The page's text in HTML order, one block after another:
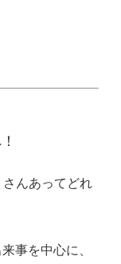
さんあってどれ
事を中心に、